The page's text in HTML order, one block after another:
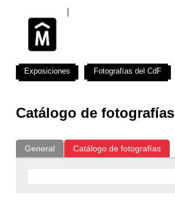
Catálogo de fotografías
General Catálogo de fotografías
Exposiciones Fotografías del CdF